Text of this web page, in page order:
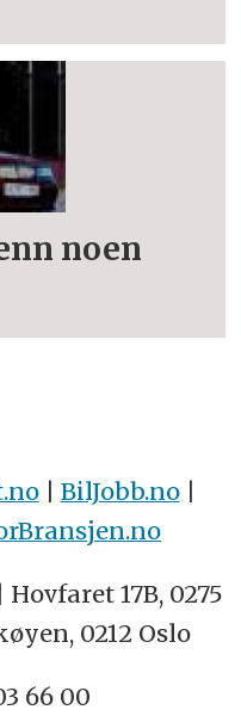
noen
| BilJobb.no|
| Hovfaret 17B, 0275
0212 Oslo
66 00